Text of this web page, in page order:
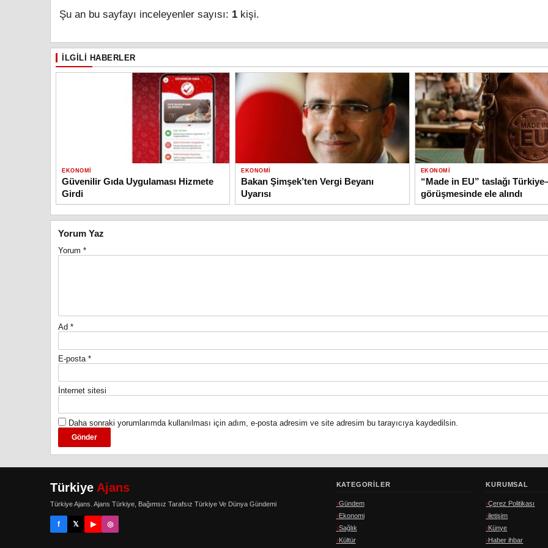
Şu an bu sayfayı inceleyenler sayısı: 1 kişi.
İLGILI HABERLER
EKONOMI
Güvenilir Gıda Uygulaması Hizmete
Girdi
EKONOMI
Bakan Şimşek’ten Vergi Beyanı
Uyarısı
EKONOMI
“Made in EU” taslağı
görüşmesinde ele alındı
Yorum Yaz
Yorum *
Ad *
E-posta *
İnternet sitesi
Daha sonraki yorumlarımda kullanılması için adım, e-posta adresim ve site adresim bu tarayıcıya kaydedilsin.
Türkiye Ajans
Türkiye Ajans. Ajans Türkiye, Bağımsız Tarafsız Türkiye Ve Dünya Gündemi
f 𝕏 ▶ ◎
KATEGORILER
Gündem
Ekonomi
Sağlık
Kültür
KURUMSAL
Çerez Politikası
iletişim
Künye
Haber ihbar